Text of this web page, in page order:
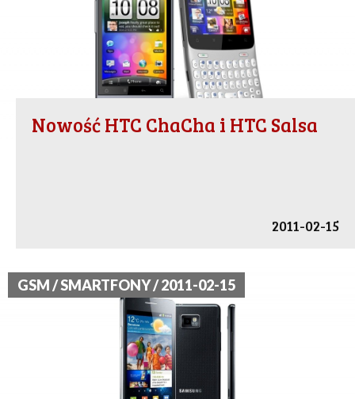
Nowość HTC ChaCha i HTC Salsa
2011-02-15
GSM / SMARTFONY / 2011-02-15